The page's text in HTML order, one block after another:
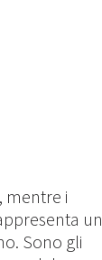
mentre i
un
Sono gli